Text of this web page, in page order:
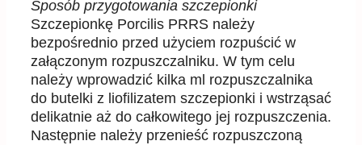
Sposób przygotowania szczepionki
Szczepionkę Porcilis PRRS należy
bezpośrednio przed użyciem rozpuścić w
załączonym rozpuszczalniku. W tym celu
należy wprowadzić kilka ml rozpuszczalnika
do butelki z liofilizatem szczepionki i wstrząsać
delikatnie aż do całkowitego jej rozpuszczenia.
Następnie należy przenieść rozpuszczoną